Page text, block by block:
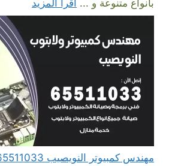
بأنواع متنوعة و ... اقرأ المزيد